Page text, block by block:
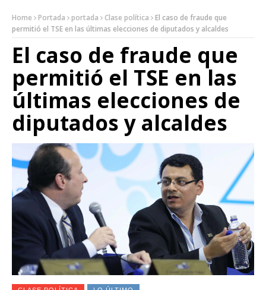
Home Portada portada Clase política
El caso de fraude que
permitió el TSE en las últimas elecciones de diputados y alcaldes
El caso de fraude que
permitió el TSE en las
últimas elecciones de
diputados y alcaldes